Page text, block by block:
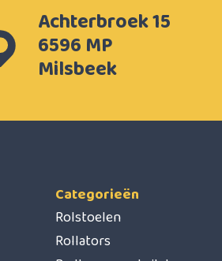
Achterbroek 15
6596 MP
Milsbeek
Categorieën
Rolstoelen
Rollators